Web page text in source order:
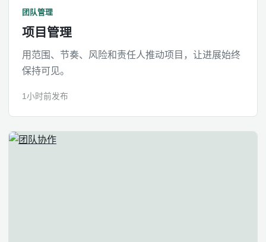
团队管理
项目管理
用范围、节奏、风险和责任人推动项目，让进展始终
保持可见。
1小时前发布